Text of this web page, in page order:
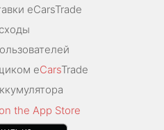
eCarsTrade
eCarsTrade